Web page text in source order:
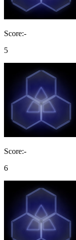
Score:-
5
Score:-
6